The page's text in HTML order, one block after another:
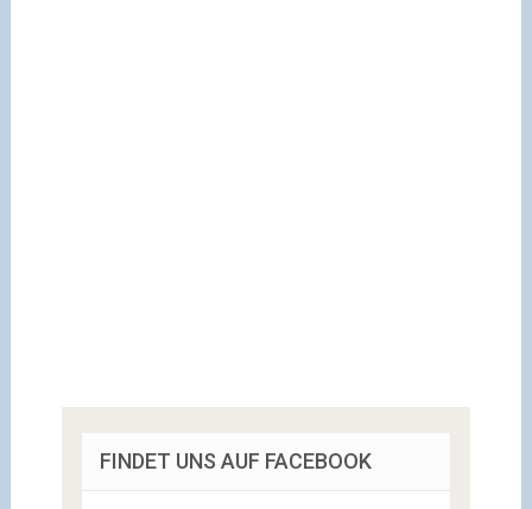
FINDET UNS AUF FACEBOOK